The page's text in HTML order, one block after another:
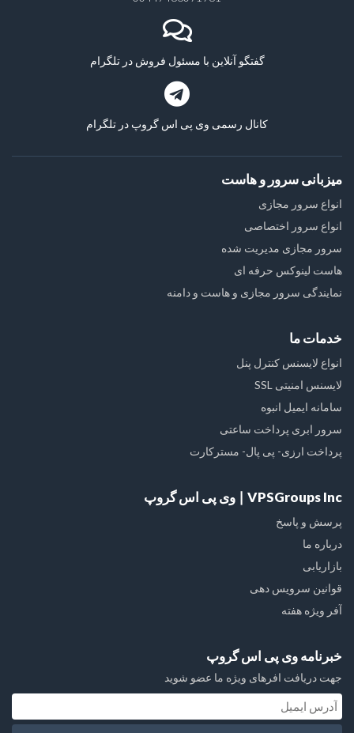
گفتگو آنلاین با مسئول فروش در تلگرام
کانال رسمی وی پی اس گروپ در تلگرام
میزبانی سرور و هاست
انواع سرور مجازی
انواع سرور اختصاصی
سرور مجازی مدیریت شده
هاست لینوکس حرفه ای
نمایندگی سرور مجازی و هاست و دامنه
خدمات ما
انواع لایسنس کنترل پنل
لایسنس امنیتی SSL
سامانه ایمیل انبوه
سرور ابری پرداخت ساعتی
پرداخت ارزی- پی پال- مسترکارت
VPSGroups Inc ∣ وی پی اس گروپ
پرسش و پاسخ
درباره ما
بازاریابی
قوانین سرویس دهی
آفر ویژه هفته
خبرنامه وی پی اس گروپ
جهت دریافت افرهای ویژه ما عضو شوید